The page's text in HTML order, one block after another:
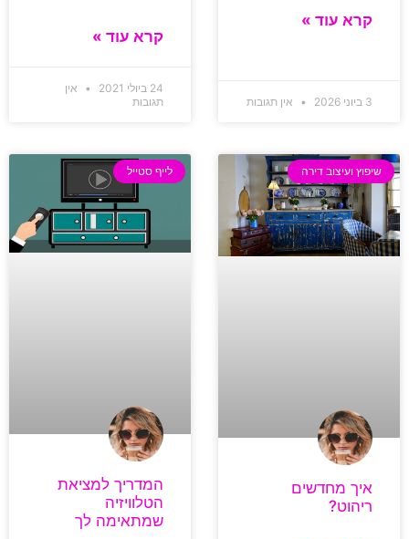
קרא עוד »
3 ביוני 2026 אין תגובות
קרא עוד »
24 ביולי 2021
אין
תגובות
שיפוץ ועיצוב דירה
איך מחדשים
ריהוט?
לייף סטייל
המדריך למציאת
הטלוויזיה
שמתאימה לך